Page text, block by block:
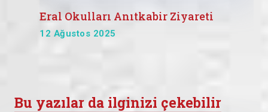
Eral Okulları Anıtkabir Ziyareti
12 Ağustos 2025
Bu yazılar da ilginizi çekebilir